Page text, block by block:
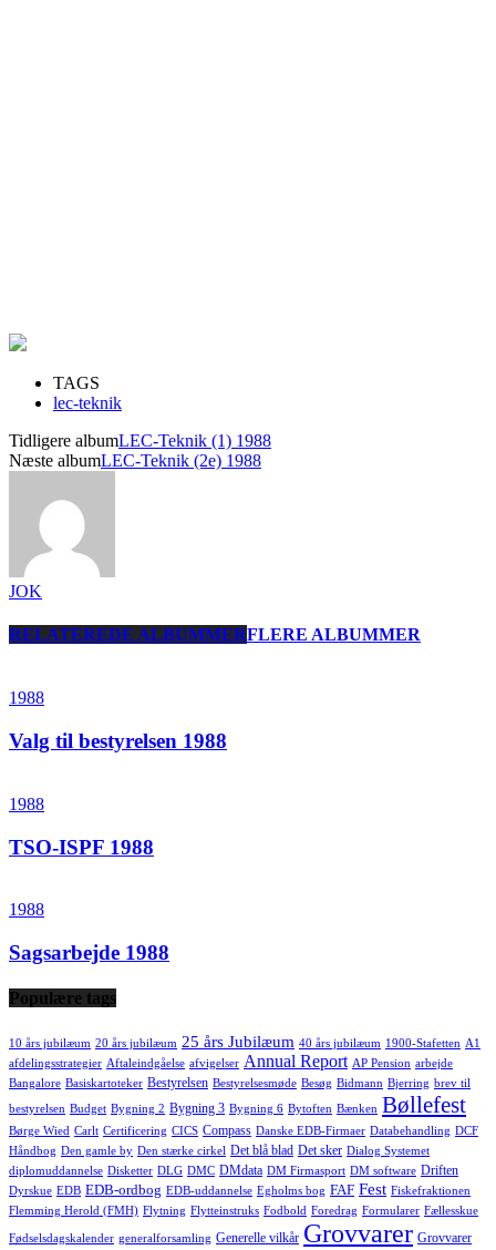
TAGS
lec-teknik
Tidligere albumLEC-Teknik (1) 1988
Næste albumLEC-Teknik (2e) 1988
JOK
RELATEREDE ALBUMMERFLERE ALBUMMER
1988
Valg til bestyrelsen 1988
1988
TSO-ISPF 1988
1988
Sagsarbejde 1988
Populære tags
10 års jubilæum 20 års jubilæum 25 års Jubilæum 40 års jubilæum 1900-Stafetten A1
afdelingsstrategier Aftaleindgåelse afvigelser Annual Report AP Pension arbejde
Bangalore Basiskartoteker Bestyrelsen Bestyrelsesmøde Besøg Bidmann Bjerring brev til
bestyrelsen Budget Bygning 2 Bygning 3 Bygning 6 Bytoften Bænken Bøllefest
Børge Wied Carlt Certificering CICS Compass Danske EDB-Firmaer Databehandling DCF
Håndbog Den gamle by Den stærke cirkel Det blå blad Det sker Dialog Systemet
diplomuddannelse Disketter DLG DMC DMdata DM Firmasport DM software Driften
Dyrskue EDB EDB-ordbog EDB-uddannelse Egholms bog FAF Fest Fiskefraktionen
Flemming Herold (FMH) Flytning Flytteinstruks Fodbold Foredrag Formularer Fællesskue
Fødselsdagskalender generalforsamling Generelle vilkår Grovvarer Grovvarer